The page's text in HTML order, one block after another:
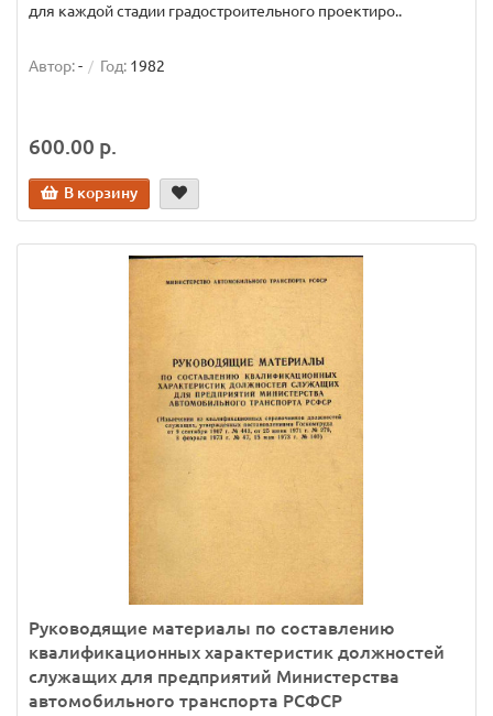
для каждой стадии градостроительного проектиро..
Автор:- Год: 1982
600.00 р.
В корзину
Руководящие материалы по составлению
квалификационных характеристик должностей
служащих для предприятий Министерства
автомобильного транспорта РСФСР